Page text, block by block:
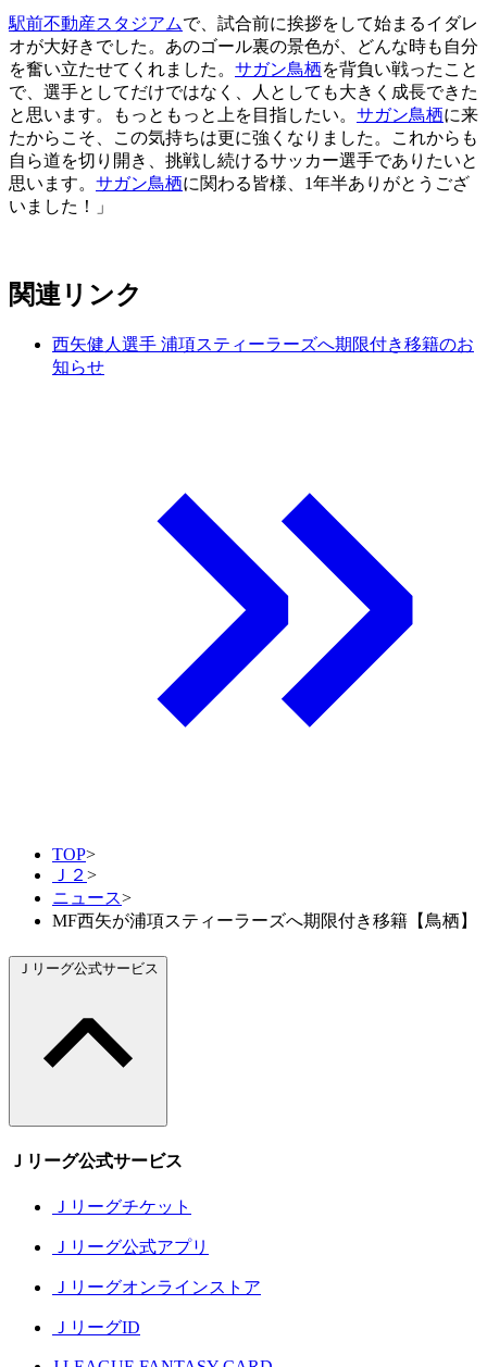
駅前不動産スタジアムで、試合前に挨拶をして始まるイダレ
オが大好きでした。あのゴール裏の景色が、どんな時も自分
を奮い立たせてくれました。 サガン鳥栖を背負い戦ったこと
で、選手としてだけではなく、人としても大きく成長できた
と思います。もっともっと上を目指したい。 サガン鳥栖に来
たからこそ、この気持ちは更に強くなりました。これからも
自ら道を切り開き、挑戦し続けるサッカー選手でありたいと
思います。 サガン鳥栖に関わる皆様、1年半ありがとうござ
いました！」
関連リンク
西矢健人選手 浦項スティーラーズへ期限付き移籍のお
知らせ
TOP>
Ｊ２ >
ニュース>
MF西矢が浦項スティーラーズへ期限付き移籍【鳥栖】
Ｊリーグ公式サービス
Ｊリーグ公式サービス
Ｊリーグチケット
Ｊリーグ公式アプリ
Ｊリーグオンラインストア
ＪリーグID